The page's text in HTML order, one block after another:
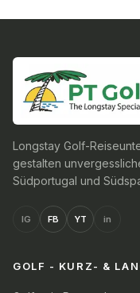
Longstay Golf-
gestalten
Südportugal und
IG FB YT in
GOLF - KURZ- &